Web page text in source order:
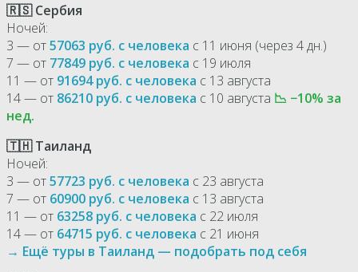
🇷🇸 Сербия
Ночей:
3 — от57063 руб. с человека с 11 июня (через 4 дн.)
7 — от 77849 руб. с человека с 19 июля
11 — от 91694 руб. с человека с 13 августа
14 — от 86210 руб. с человека с 10 августа 📉 −10% за
нед.
🇹🇭 Таиланд
Ночей:
3 — от57723 руб. с человека с 23 августа
7 — от 60900 руб. с человека с 13 августа
11 — от 63258 руб. с человека с 22 июля
14 — от 64715 руб. с человека с 21 июня
→ Ещё туры в Таиланд — подобрать под себя